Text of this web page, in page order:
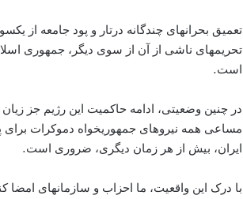
تعميق بحرانهای چندگانه درتار و پود جامعه از
تحريمهای ناشی از آن از سوى ديگر، جمهوری
است.
در چنين وضعيتى، ادامه حاکميت اين رژيم جز
مساعی همه نيروهای جمهوريخواه دموکرات برای
ايران، بيش از هر زمان ديگری، ضرورى است.